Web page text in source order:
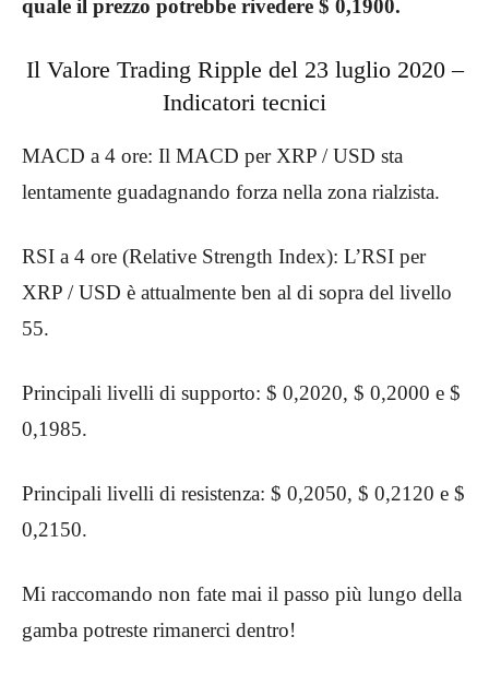
quale il prezzo potrebbe rivedere $ 0,1900.
Il Valore Trading Ripple del 23 luglio 2020 –
Indicatori tecnici
MACD a 4 ore: Il MACD per XRP / USD sta
lentamente guadagnando forza nella zona rialzista.
RSI a 4 ore (Relative Strength Index): L’RSI per
XRP / USD è attualmente ben al di sopra del livello
55.
Principali livelli di supporto: $ 0,2020, $ 0,2000 e $
0,1985.
Principali livelli di resistenza: $ 0,2050, $ 0,2120 e $
0,2150.
Mi raccomando non fate mai il passo più lungo della
gamba potreste rimanerci dentro!